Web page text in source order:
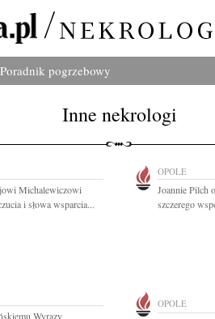
Poradnik pogrzebowy
Inne nekrologi
Michalewiczowi
i słowa wsparcia...
OPOLE
Joannie Pilch
szczerego
Wyrazy
OPOLE